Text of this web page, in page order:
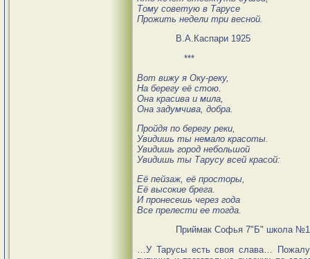
Тому советую в Тарусе
Прожить недели три весной.
В.А.Каспари 1925
***
Вот вижу я Оку-реку,
На берегу её стою.
Она красива и мила,
Она задумчива, добра.
Пройдя по берегу реки,
Увидишь ты немало красоты.
Увидишь город небольшой
Увидишь ты Тарусу всей красой:
Её пейзаж, её просторы,
Её высокие брега.
И пронесешь через года
Все прелести ее тогда.
Приймак Софья 7"Б" школа
…У Тарусы есть своя слава…